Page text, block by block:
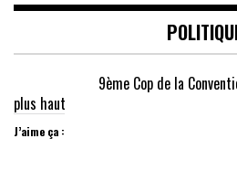
9ème Cop de la
plus haut
J’aime ça :